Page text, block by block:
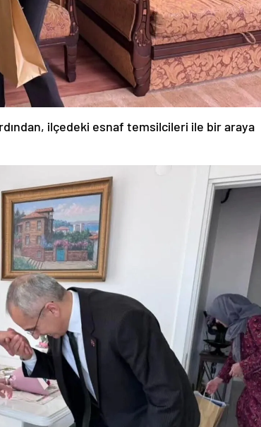
ilçedeki esnaf temsilcileri ile bir araya